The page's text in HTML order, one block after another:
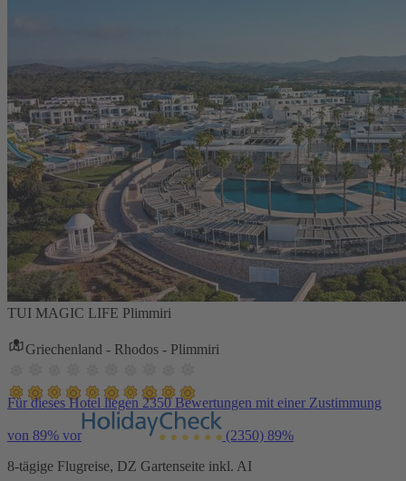
TUI MAGIC LIFE Plimmiri
Griechenland - Rhodos - Plimmiri
Für dieses Hotel liegen 2350 Bewertungen mit einer Zustimmung
von 89% vor (2350) 89%
8-tägige Flugreise, DZ Gartenseite inkl. AI